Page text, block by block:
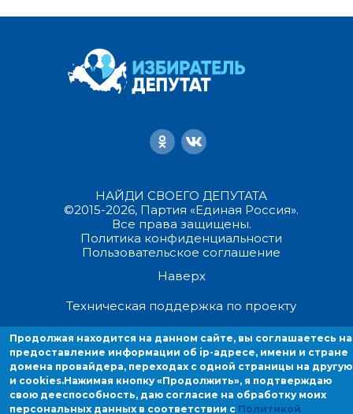
НАЙДИ СВОЕГО ДЕПУТАТА
©2015-2026, Партия «Единая Россия».
Все права защищены.
Политика конфиденциальности
Пользовательское соглашение
Наверх
Техническая поддержка по проекту
Продолжая находиться на данном сайте, вы соглашаетесь на
предоставление информации об ip-адресе, имени и стране домена
провайдера, переходах с одной страницы на другую и cookies.
Продолжая находится на данном сайте, вы соглашаетесь на
предоставление информации об ip-адресе, имени и стране
домена провайдера, переходах с одной страницы на другую
и cookies.Нажимая кнопку «Продолжить», я подтверждаю
свою дееспособность, даю согласие на обработку моих
персональных данных в соответствии с Политикой